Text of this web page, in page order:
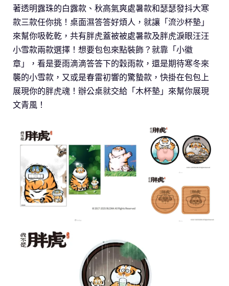
著透明露珠的白露款、秋高氣爽處暑款和瑟瑟發抖大寒
款三款任你挑！桌面濕答答好煩人，就讓「流沙杯墊」
來幫你吸乾乾，共有胖虎蓋被被處暑款及胖虎淚眼汪汪
小雪款兩款選擇！想要包包來點裝飾？就靠「小徽
章」，看是要雨滴滴答答下的穀雨款，還是期待寒冬來
襲的小雪款，又或是春雷初響的驚蟄款，快掛在包包上
展現你的胖虎魂！辦公桌就交給「木杯墊」來幫你展現
文青風！